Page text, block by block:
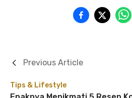
Tips & Lifestyle
Previous Article